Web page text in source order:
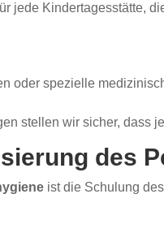
jede Kindertagesstätte,
oder spezielle
stellen wir sicher, dass
des
ist die Schulung